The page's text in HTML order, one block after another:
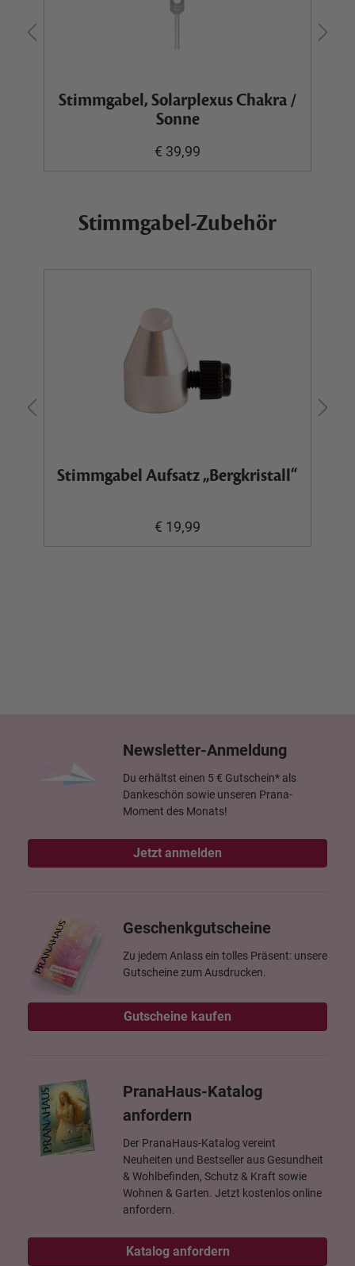
Stimmgabel, Solarplexus Chakra /
Sonne
€ 39,99
Stimmgabel-Zubehör
Stimmgabel Aufsatz „Bergkristall“
€ 19,99
Newsletter-Anmeldung
Du erhältst einen 5 € Gutschein* als
Dankeschön sowie unseren Prana-
Moment des Monats!
Jetzt anmelden
Geschenkgutscheine
Zu jedem Anlass ein tolles Präsent: unsere
Gutscheine zum Ausdrucken.
Gutscheine kaufen
PranaHaus-Katalog
anfordern
Der PranaHaus-Katalog vereint
Neuheiten und Bestseller aus Gesundheit
& Wohlbefinden, Schutz & Kraft sowie
Wohnen & Garten. Jetzt kostenlos online
anfordern.
Katalog anfordern